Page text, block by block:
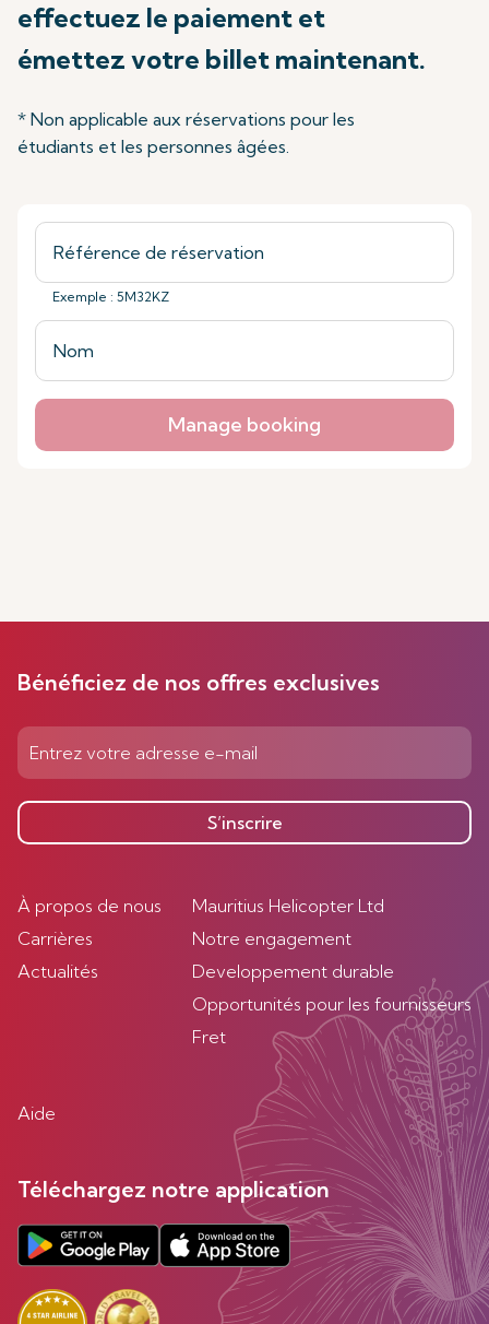
effectuez le paiement et
émettez votre billet maintenant.
* Non applicable aux réservations pour les
étudiants et les personnes âgées.
Exemple : 5M32KZ
Manage booking
Bénéficiez de nos offres exclusives
S’inscrire
À propos de nous
Carrières
Actualités
Mauritius Helicopter Ltd
Notre engagement
Developpement durable
Opportunités pour les fournisseurs
Fret
Aide
Téléchargez notre application